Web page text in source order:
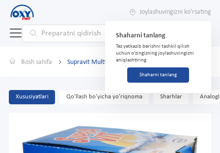
Joylashuvingizni ko'rsating
Shaharni tanlang
Tez yetkazib berishni tashkil qilish
uchun o'zingizning joylashuvingizni
aniqlashtiring
Shaharni tanlang
Bosh sahifa Supravit Multivit 4g № 20 tab.fizzy
Xususiyatlari Qo'llash bo'yicha yo'riqnoma Sharhlar